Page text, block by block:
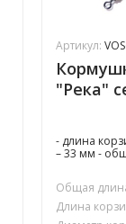
Артикул:
"Река"
- длина
– 33 мм -
Общая
Длина